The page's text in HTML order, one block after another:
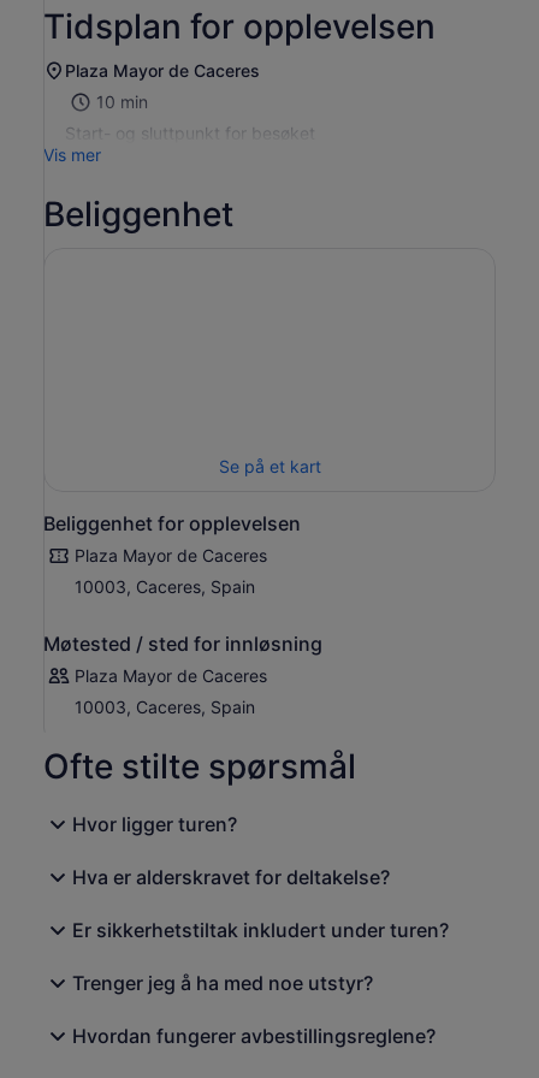
Tidsplan for opplevelsen
Plaza Mayor de Caceres
10 min
Start- og sluttpunkt for besøket
Vis mer
Beliggenhet
Se på et kart
Beliggenhet for opplevelsen
Plaza Mayor de Caceres
10003, Caceres, Spain
Møtested / sted for innløsning
Plaza Mayor de Caceres
10003, Caceres, Spain
Ofte stilte spørsmål
Hvor ligger turen?
Hva er alderskravet for deltakelse?
Er sikkerhetstiltak inkludert under turen?
Trenger jeg å ha med noe utstyr?
Hvordan fungerer avbestillingsreglene?